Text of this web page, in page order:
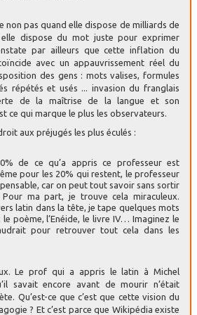
non pas quand elle dispose de milliards de
dispose du mot juste pour exprimer
par ailleurs que cette inflation du
avec un appauvrissement réel du
des gens : mots valises, formules
répétés et usés ... invasion du franglais
de la maîtrise de la langue et son
ce qui marque le plus les observateurs.
aux préjugés les plus éculés :
de ce qu’a appris ce professeur est
pour les 20% qui restent, le professeur
car on peut tout savoir sans sortir
ma part, je trouve cela miraculeux.
latin dans la tête, je tape quelques mots
poème, l’Enéide, le livre IV… Imaginez le
pour retrouver tout cela dans les
Le prof qui a appris le latin à Michel
savait encore avant de mourir n’était
Qu’est-ce que c’est que cette vision du
? Et c’est parce que Wikipédia existe